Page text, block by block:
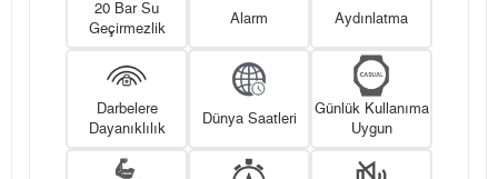
20 Bar Su
Geçirmezlik
Alarm Aydınlatma
Darbelere
Dayanıklılık
Dünya Saatleri
Günlük Kullanıma
Uygun